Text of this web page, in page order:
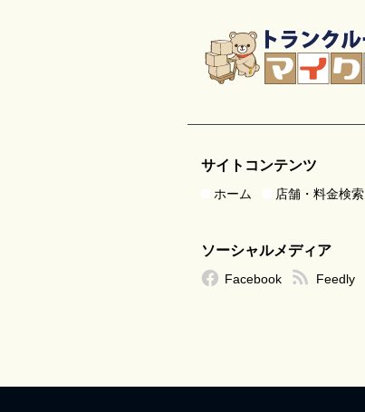
サイトコンテンツ
ホーム 店舗・料金検索
ソーシャルメディア
Facebook Feedly